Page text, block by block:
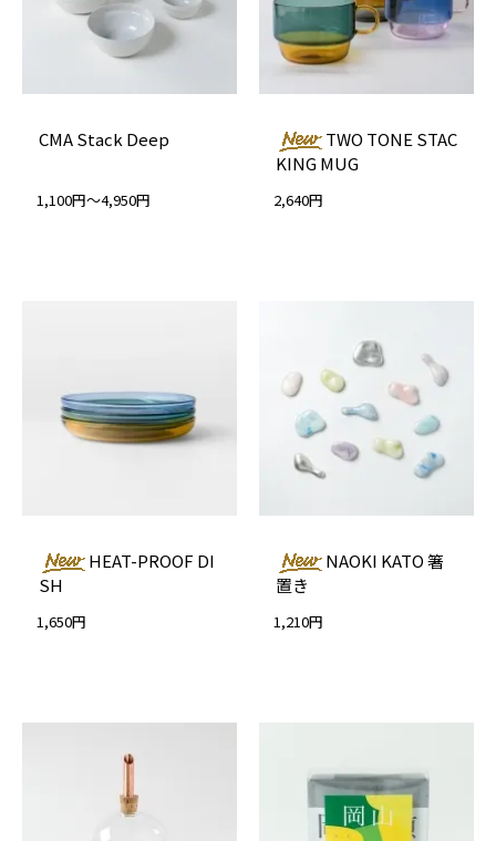
CMA Stack Deep
1,100円～4,950円
TWO TONE STAC
KING MUG
2,640円
HEAT-PROOF DI
SH
1,650円
NAOKI KATO 箸
置き
1,210円